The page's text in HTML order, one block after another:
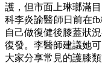
護，但市面上琳瑯滿
科李炎諭醫師日前在
自己做復健後膝蓋狀
復發。李醫師建議她
大家分享常見的護膝